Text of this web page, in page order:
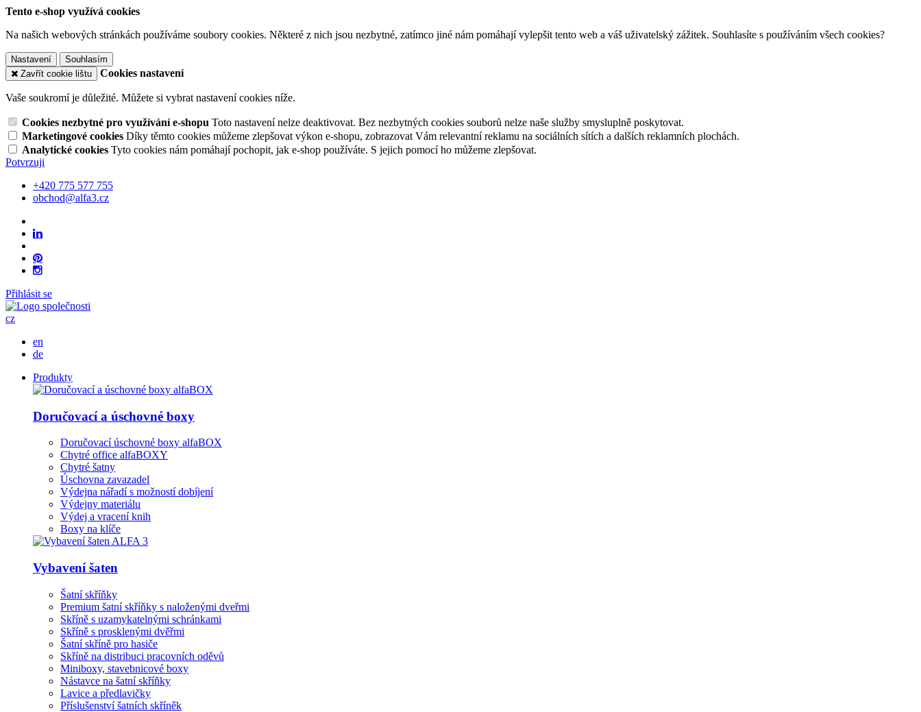
Tento e-shop využívá cookies
Na našich webových stránkách používáme soubory cookies. Některé z nich jsou nezbytné, zatímco jiné nám pomáhají vylepšit tento web a váš uživatelský zážitek. Souhlasíte s používáním všech cookies?
Nastavení
Souhlasím
Zavřít cookie lištu
Cookies nastavení
Vaše soukromí je důležité. Můžete si vybrat nastavení cookies níže.
Cookies nezbytné pro využívání e-shopu Toto nastavení nelze deaktivovat. Bez nezbytných cookies souborů nelze naše služby smysluplně poskytovat.
Marketingové cookies Díky těmto cookies můžeme zlepšovat výkon e-shopu, zobrazovat Vám relevantní reklamu na sociálních sítích a dalších reklamních plochách.
Analytické cookies Tyto cookies nám pomáhají pochopit, jak e-shop používáte. S jejich pomocí ho můžeme zlepšovat.
Potvrzuji
+420 775 577 755
obchod@alfa3.cz
Přihlásit se
cz
en
de
Produkty
Doručovací a úschovné boxy
Doručovací úschovné boxy alfaBOX
Chytré office alfaBOXY
Chytré šatny
Úschovna zavazadel
Výdejna nářadí s možností dobíjení
Výdejny materiálu
Výdej a vracení knih
Boxy na klíče
Vybavení šaten
Šatní skříňky
Premium šatní skříňky s naloženými dveřmi
Skříně s uzamykatelnými schránkami
Skříně s prosklenými dvěřmi
Šatní skříně pro hasiče
Skříně na distribuci pracovních oděvů
Miniboxy, stavebnicové boxy
Nástavce na šatní skříňky
Lavice a předlavičky
Příslušenství šatních skříněk